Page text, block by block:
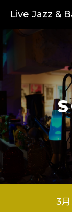
Live Jazz &
3